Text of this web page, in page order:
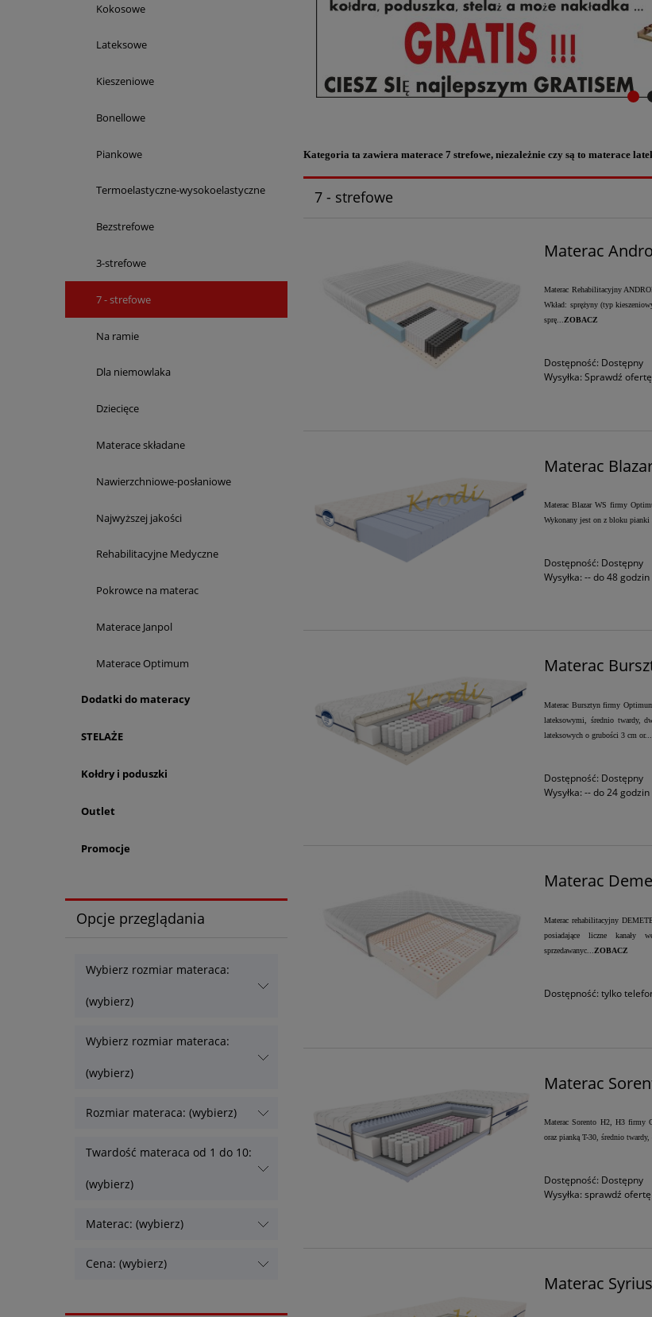
Kokosowe
Lateksowe
Kieszeniowe
Bonellowe
Piankowe
Termoelastyczne-wysokoelastyczne
Bezstrefowe
3-strefowe
7 - strefowe
Na ramie
Dla niemowlaka
Dziecięce
Materace składane
Nawierzchniowe-posłaniowe
Najwyższej jakości
Rehabilitacyjne Medyczne
Pokrowce na materac
Materace Janpol
Materace Optimum
Dodatki do materacy
STELAŻE
Kołdry i poduszki
Outlet
Promocje
Opcje przeglądania
Wybierz rozmiar materaca:
(wybierz)
Wybierz rozmiar materaca:
(wybierz)
Rozmiar materaca: (wybierz)
Twardość materaca od 1 do 10:
(wybierz)
Materac: (wybierz)
Cena: (wybierz)
Kategoria ta zawiera materace 7 strefowe, niezależnie czy są to materace
7 - strefowe
Materac
Materac Rehabilitacyjny
Wkład: sprężyny (typ
sprę...ZOBACZ
Dostępność: Dostępny
Wysyłka: Sprawdź ofertę
Materac
Materac Blazar WS firmy
Wykonany jest on z bloku pianki
Dostępność: Dostępny
Wysyłka: -- do 48 godzin
Materac
Materac Bursztyn firmy
lateksowymi, średnio twardy,
lateksowych o grubości 3 cm
Dostępność: Dostępny
Wysyłka: -- do 24 godzin
Materac
Materac rehabilitacyjny
posiadające liczne kanały
sprzedawanyc...ZOBACZ
Dostępność: tylko
Materac
Materac Sorento H2, H3 firmy
oraz pianką T-30, średnio
Dostępność: Dostępny
Wysyłka: sprawdź
Materac